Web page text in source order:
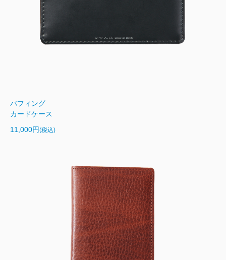
バフィング
カードケース
11,000円(税込)